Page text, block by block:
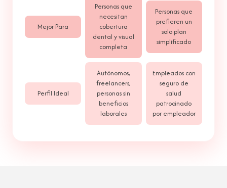
Mejor Para
Personas que
necesitan
cobertura
dental y visual
completa
Personas que
prefieren un
solo plan
simplificado
Perfil Ideal
Autónomos,
freelancers,
personas sin
beneficios
laborales
Empleados con
seguro de
salud
patrocinado
por empleador